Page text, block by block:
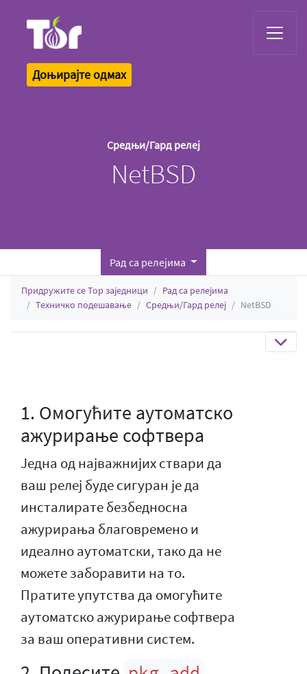
Доњирајте одмах
Средњи/Гард релеј
NetBSD
Рад са релејима
Придружите се Тор заједници
Рад са релејима
Техничко подешавање
Средњи/Гард релеј NetBSD
1. Омогућите аутоматско
ажурирање софтвера
Једна од најважнијих ствари да
ваш релеј буде сигуран је да
инсталирате безбедносна
ажурирања благовремено и
идеално аутоматски, тако да не
можете заборавити на то.
Пратите упутства да омогућите
аутоматско ажурирање софтвера
за ваш оперативни систем.